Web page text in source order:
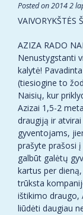
Posted on2014 2
VAIVORYKŠTĖS
AZIZA RADO
Nenustygstanti
kalytė!
(tiesiogine to
Naisių, kur
Azizai 1,5-2
draugiją ir
gyventojams,
prašyte prašosi
galbūt galėtų
kartus per
trūksta
ištikimo draugo,
liūdėti daugiau